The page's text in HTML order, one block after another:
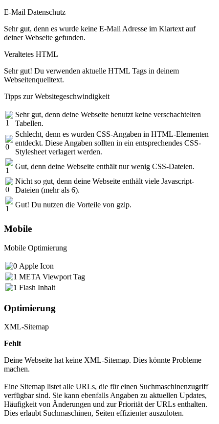
E-Mail Datenschutz
Sehr gut, denn es wurde keine E-Mail Adresse im Klartext auf
deiner Webseite gefunden.
Veraltetes HTML
Sehr gut! Du verwenden aktuelle HTML Tags in deinem
Webseitenquelltext.
Tipps zur Websitegeschwindigkeit
Sehr gut, denn deine Webseite benutzt keine verschachtelten
Tabellen.
Schlecht, denn es wurden CSS-Angaben in HTML-Elementen
entdeckt. Diese Angaben sollten in ein entsprechendes CSS-
Stylesheet verlagert werden.
Gut, denn deine Webseite enthält nur wenig CSS-Dateien.
Nicht so gut, denn deine Webseite enthält viele Javascript-
Dateien (mehr als 6).
Gut! Du nutzen die Vorteile von gzip.
Mobile
Mobile Optimierung
Apple Icon
META Viewport Tag
Flash Inhalt
Optimierung
XML-Sitemap
Fehlt
Deine Webseite hat keine XML-Sitemap. Dies könnte Probleme
machen.
Eine Sitemap listet alle URLs, die für einen Suchmaschinenzugriff
verfügbar sind. Sie kann ebenfalls Angaben zu aktuellen Updates,
Häufigkeit von Änderungen und zur Priorität der URLs enthalten.
Dies erlaubt Suchmaschinen, Seiten effizienter auszuloten.